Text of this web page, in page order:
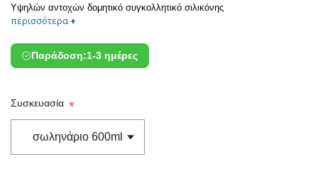
Υψηλών αντοχών δομητικό συγκολλητικό σιλικόνης
περισσότερα +
Παράδοση:1-3 ημέρες
Συσκευασία *